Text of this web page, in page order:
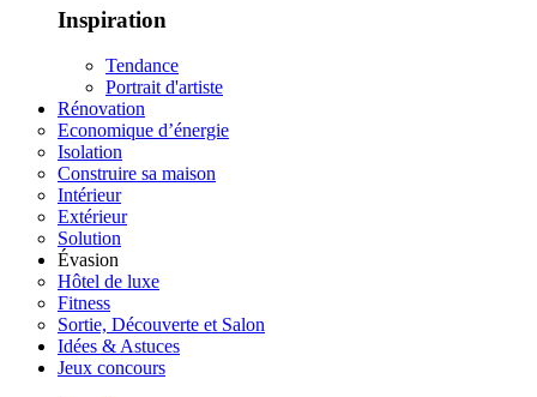
Inspiration
Tendance
Portrait d'artiste
Rénovation
Economique d’énergie
Isolation
Construire sa maison
Intérieur
Extérieur
Solution
Évasion
Hôtel de luxe
Fitness
Sortie, Découverte et Salon
Idées & Astuces
Jeux concours